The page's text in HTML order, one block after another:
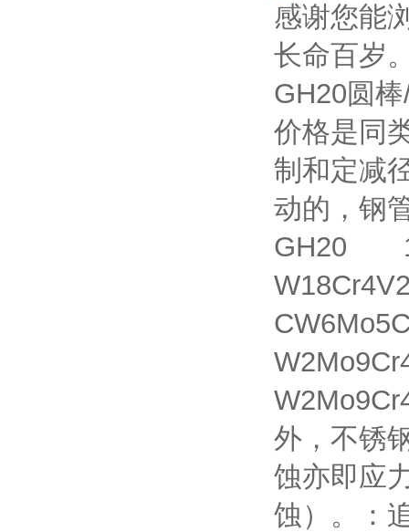
感谢您能
长命百岁
GH20圆
价格是同
制和定减
动的，钢
GH20 15
外，不锈
蚀亦即应
蚀）。：